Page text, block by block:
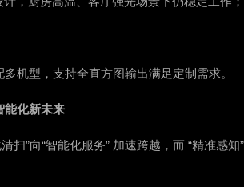
机型，支持全直方图输出满足定制需求。
能化新未来
扫”向“智能化服务” 加速跨越，而 “精准感知